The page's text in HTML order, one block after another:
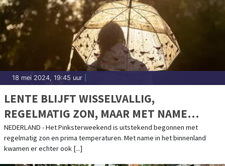
18 mei 2024, 19:45 uur
LENTE BLIJFT WISSELVALLIG,
REGELMATIG ZON, MAAR MET NAME
MIDWEEKS OOK WEER PITTIGE BUIEN
NEDERLAND - Het Pinksterweekend is uitstekend begonnen met
regelmatig zon en prima temperaturen. Met name in het binnenland
kwamen er echter ook [...]